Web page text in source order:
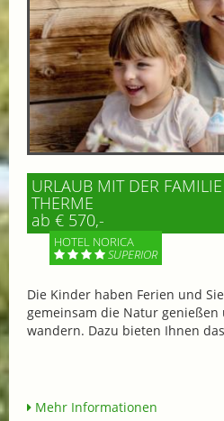
URLAUB MIT DER
THERME
ab € 570,-
HOTEL NORICA
SUPERIOR
Die Kinder haben Ferien und
gemeinsam die Natur
wandern. Dazu bieten Ihnen
Mehr Informationen